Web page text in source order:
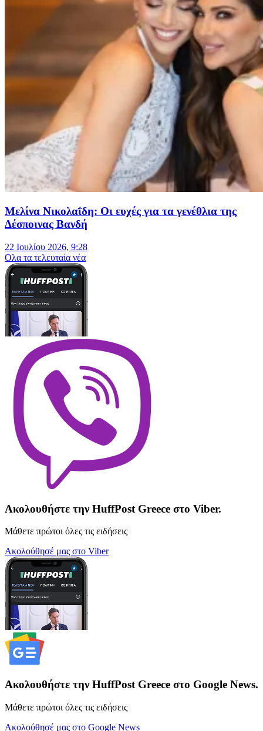
Μελίνα Νικολαΐδη: Οι ευχές για τα γενέθλια της
Δέσποινας Βανδή
22 Ιουλίου 2026, 9:28
Oλα τα τελευταία νέα
Ακολουθήστε την HuffPost Greece στο Viber.
Μάθετε πρώτοι όλες τις ειδήσεις
Ακολούθησέ μας στο Viber
Ακολουθήστε την HuffPost Greece στο Google News.
Μάθετε πρώτοι όλες τις ειδήσεις
Ακολούθησέ μας στο Google News